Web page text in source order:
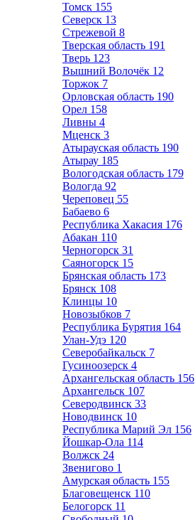
Томск 155
Северск 13
Стрежевой 8
Тверская область 191
Тверь 123
Вышний Волочёк 12
Торжок 7
Орловская область 190
Орел 158
Ливны 4
Мценск 3
Атырауская область 190
Атырау 185
Вологодская область 179
Вологда 92
Череповец 55
Бабаево 6
Республика Хакасия 176
Абакан 110
Черногорск 31
Саяногорск 15
Брянская область 173
Брянск 108
Клинцы 10
Новозыбков 7
Республика Бурятия 164
Улан-Удэ 120
Северобайкальск 7
Гусиноозерск 4
Архангельская область 156
Архангельск 107
Северодвинск 33
Новодвинск 10
Республика Марий Эл 156
Йошкар-Ола 114
Волжск 24
Звенигово 1
Амурская область 155
Благовещенск 110
Белогорск 11